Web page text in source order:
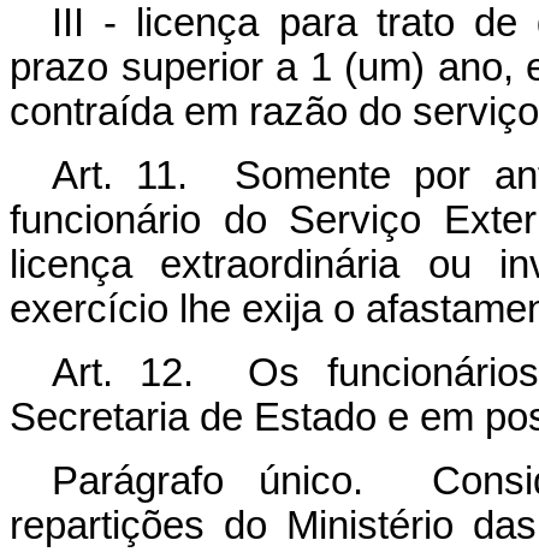
III - licença para trato de
prazo superior a 1 (um) ano,
contraída em razão do
Art. 11. Somente por
funcionário do Serviço
licença extraordinária ou
exercício lhe exija o
Art. 12. Os
Secretaria de Estado e em
Parágrafo único.
repartições do Ministério